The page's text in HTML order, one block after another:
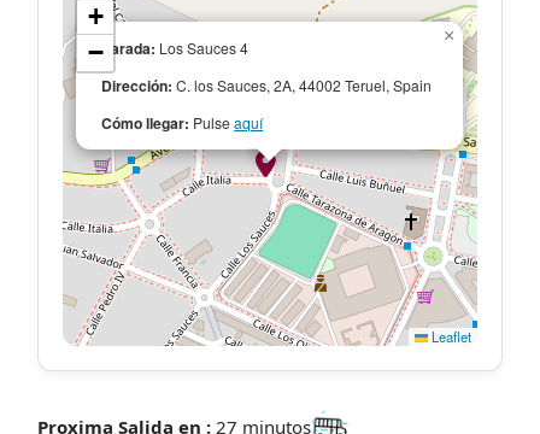
Parada: Los Sauces 4
Dirección: C. los Sauces, 2A, 44002 Teruel, Spain
Cómo llegar: Pulseaquí
×
+
−
Leaflet
Proxima Salida en : 27 minutos